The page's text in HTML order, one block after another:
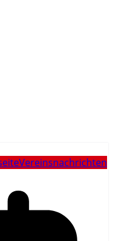
Vereinsnachrichten